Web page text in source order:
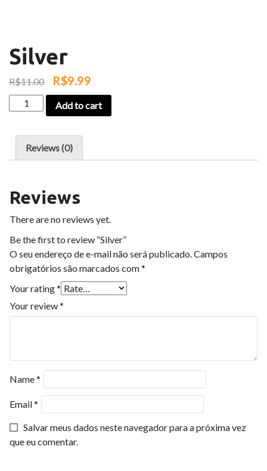
Silver
R$11.00 R$9.99
Silver
quantity
Add to cart
Reviews (0)
Reviews
There are no reviews yet.
Be the first to review “Silver”
O seu endereço de e-mail não será publicado. Campos
obrigatórios são marcados com*
Your rating*
Your review*
Name*
Email*
Salvar meus dados neste navegador para a próxima vez
que eu comentar.